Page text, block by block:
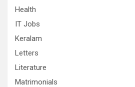
Health
IT Jobs
Keralam
Letters
Literature
Matrimonials